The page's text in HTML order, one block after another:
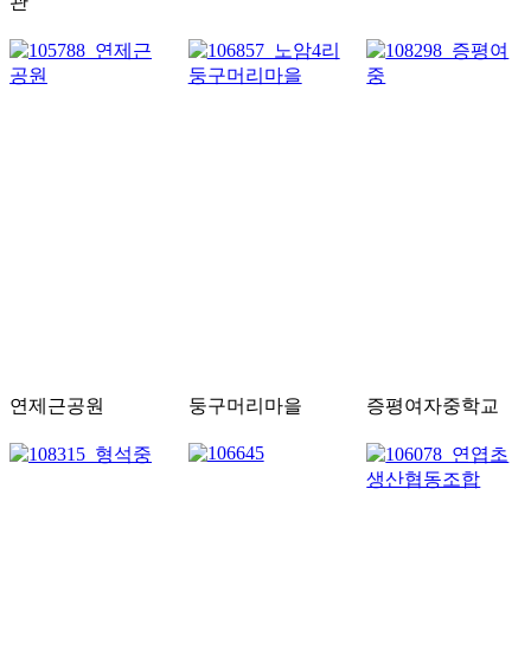
연제근공원 둥구머리마을 증평여자중학교